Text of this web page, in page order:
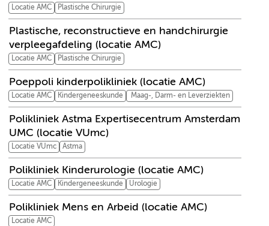
Locatie AMC Plastische Chirurgie
Plastische, reconstructieve en handchirurgie
verpleegafdeling (locatie AMC)
Locatie AMC Plastische Chirurgie
Poeppoli kinderpolikliniek (locatie AMC)
Locatie AMC Kindergeneeskunde Maag-, Darm- en Leverziekten
Polikliniek Astma Expertisecentrum Amsterdam
UMC (locatie VUmc)
Locatie VUmc Astma
Polikliniek Kinderurologie (locatie AMC)
Locatie AMC Kindergeneeskunde Urologie
Polikliniek Mens en Arbeid (locatie AMC)
Locatie AMC